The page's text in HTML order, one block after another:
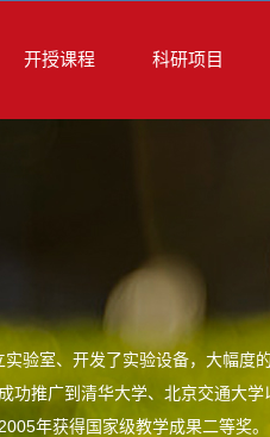
开授课程 科研项目
验室、开发了实验设备，大幅度
功推广到清华大学、北京交通大
年获得国家级教学成果二等